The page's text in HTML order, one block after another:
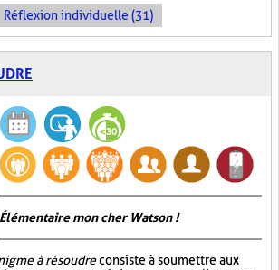
Réflexion individuelle (31)
Élémentaire mon cher Watson !
à résoudreconsiste à soumettre aux